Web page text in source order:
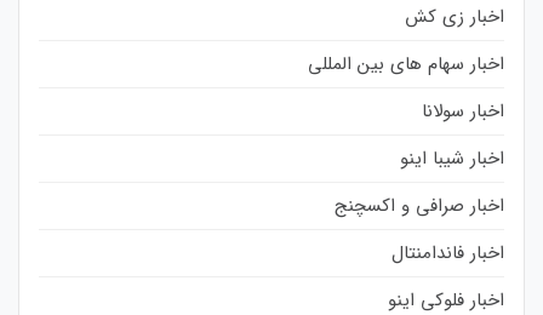
اخبار زی کش
اخبار سهام های بین المللی
اخبار سولانا
اخبار شیبا اینو
اخبار صرافی و اکسچنج
اخبار فاندامنتال
اخبار فلوکی اینو